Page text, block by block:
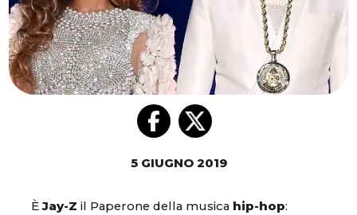
5 GIUGNO 2019
ÈJay-Z il Paperone della musica hip-hop: